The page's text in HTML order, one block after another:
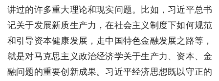
讲过的许多重大理论和现实问题。比如，习近平总书
记关于发展新质生产力，在社会主义制度下如何规范
和引导资本健康发展，走中国特色金融发展之路等，
就是对马克思主义政治经济学关于生产力、资本、金
融问题的重要创新成果。习近平经济思想既以守正的